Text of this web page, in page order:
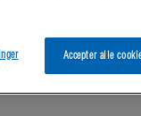
Accepter alle